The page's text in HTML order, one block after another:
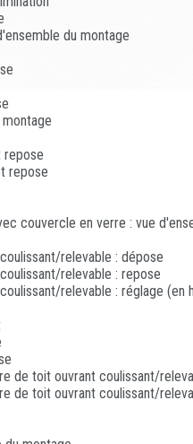
du montage
repose
repose
couvercle en verre : vue
relevable : dépose
relevable : repose
relevable : réglage (en
de toit ouvrant coulissant/
de toit ouvrant coulissant/